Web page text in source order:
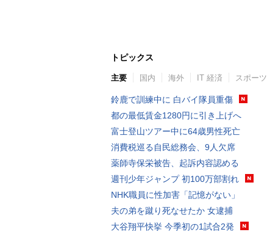
トピックス
主要 国内 海外 IT 経済 スポーツ
鈴鹿で訓練中に 白バイ隊員重傷
都の最低賃金1280円に引き上げへ
富士登山ツアー中に64歳男性死亡
消費税巡る自民総務会、9人欠席
薬師寺保栄被告、起訴内容認める
週刊少年ジャンプ 初100万部割れ
NHK職員に性加害「記憶がない」
夫の弟を蹴り死なせたか 女逮捕
大谷翔平快挙 今季初の1試合2発